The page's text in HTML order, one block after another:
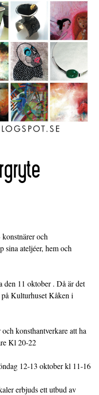
och
sina ateljéer, hem och
den 11 oktober . Då är det
Kulturhuset Kåken i
konsthantverkare att ha
Kl 20-22
12-13 oktober kl 11-16
erbjuds ett utbud av